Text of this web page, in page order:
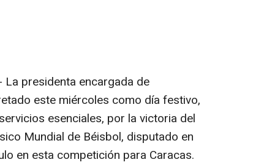
La presidenta encargada de
este miércoles como día festivo,
esenciales, por la victoria del
Mundial de Béisbol, disputado en
en esta competición para Caracas.